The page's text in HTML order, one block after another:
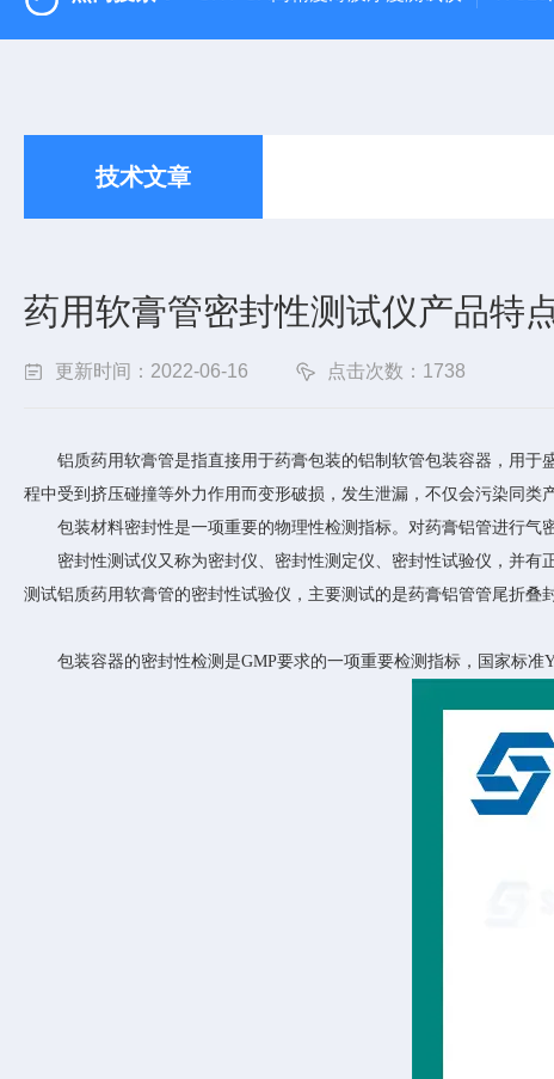
技术文章
药用软膏管密封性测试仪产品特
更新时间：2022-06-16 点击次数：1738
铝质药用软膏管是指直接用于药膏包装的铝制软管包装容器，用
程中受到挤压碰撞等外力作用而变形破损，发生泄漏，不仅会污染同类
包装材料密封性是一项重要的物理性检测指标。对药膏铝管进行气
密封性测试仪又称为密封仪、密封性测定仪、密封性试验仪，并
测试铝质药用软膏管的密封性试验仪，主要测试的是药膏铝管管尾折叠
包装容器的密封性检测是GMP要求的一项重要检测指标，国家标准